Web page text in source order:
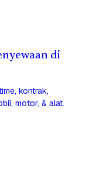
di
kontrak,
motor, & alat.